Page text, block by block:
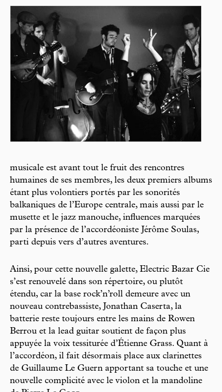
musicale est avant tout le fruit des rencontres
humaines de ses membres, les deux premiers albums
étant plus volontiers portés par les sonorités
balkaniques de l’Europe centrale, mais aussi par le
musette et le jazz manouche, influences marquées
par la présence de l’accordéoniste Jérôme Soulas,
parti depuis vers d’autres aventures.
Ainsi, pour cette nouvelle galette, Electric Bazar Cie
s’est renouvelé dans son répertoire, ou plutôt
étendu, car la base rock’n’roll demeure avec un
nouveau contrebassiste, Jonathan Caserta, la
batterie reste toujours entre les mains de Rowen
Berrou et la lead guitar soutient de façon plus
appuyée la voix tessiturée d’Étienne Grass. Quant à
l’accordéon, il fait désormais place aux clarinettes
de Guillaume Le Guern apportant sa touche et une
nouvelle complicité avec le violon et la mandoline